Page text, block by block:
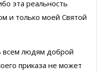
эта реальность
и только моей Святой
всем людям доброй
приказа не может